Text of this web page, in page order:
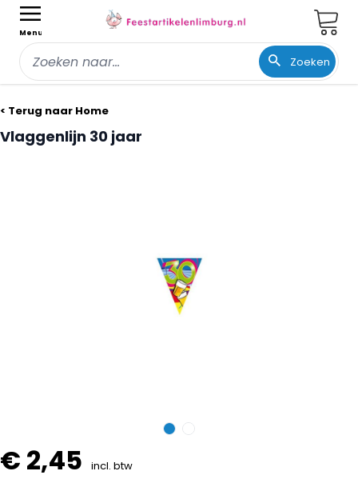
Menu
Zoeken
< Terug naar Home
Vlaggenlijn 30 jaar
€ 2,45 incl. btw